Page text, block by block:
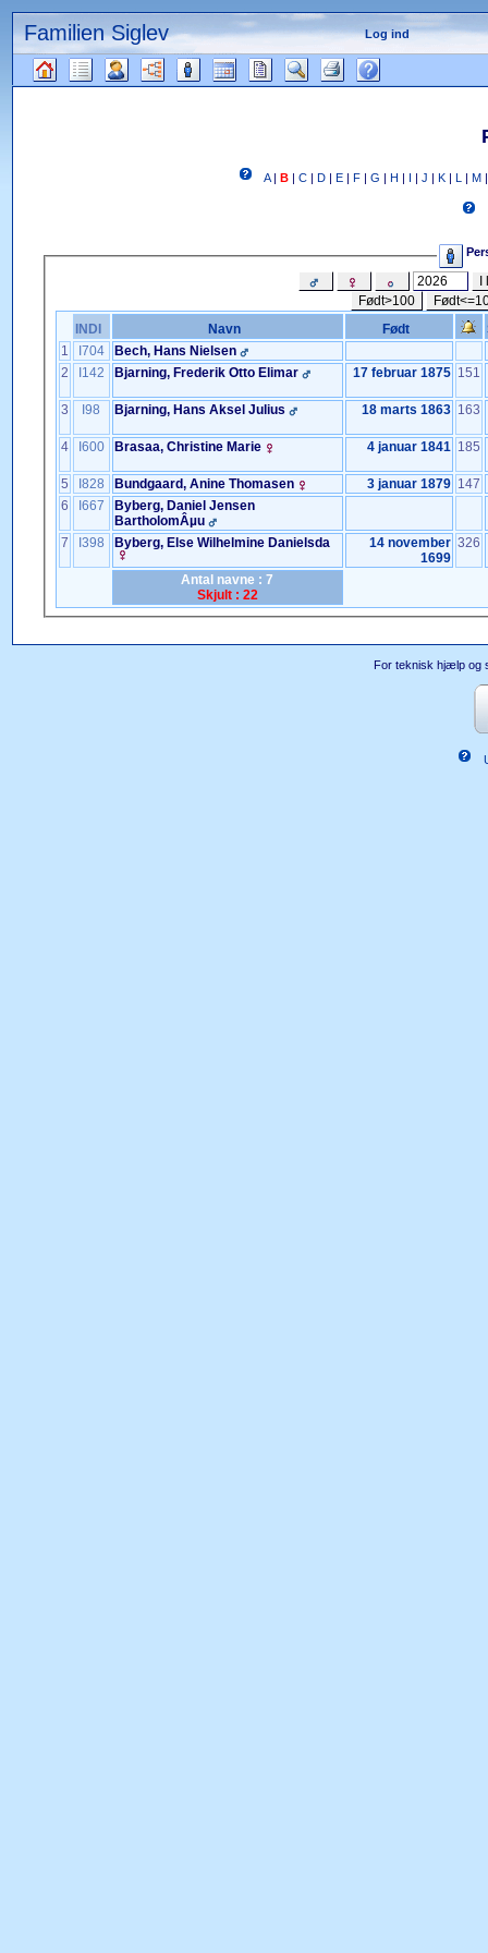
Familien Siglev Log ind
Gå
A| B| C| D| E| F| G H J K| M
Født>100
INDI
Navn Født
1
I704
Bech, Hans Nielsen
2
I142 Bjarning, Frederik Otto Elimar 17 februar 1875 151
3 I98 Bjarning, Hans Aksel Julius 18 marts 1863 163
4 I600 Brasaa, Christine Marie 4 januar 1841 185
5 I828 Bundgaard, Anine Thomasen 3 januar 1879 147
6
I667
Byberg, Daniel Jensen
BartholomÂµu
7
I398 Byberg, Else Wilhelmine Danielsda
14 november
1699
326
Antal navne : 7
Skjult : 22
For teknisk hjælp